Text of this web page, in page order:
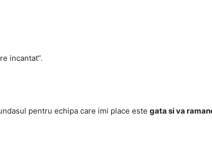
incantat”.
pentru echipa care imi place este gata si va